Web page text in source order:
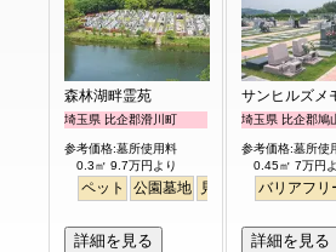
森林湖畔霊苑
埼玉県 比企郡滑川町
参考価格:墓所使用料
0.3㎡ 9.7万円より
ペット 公園墓地 見晴らし・眺望
詳細を見る
サンヒルズメ
埼玉県 比企郡鳩
参考価格:墓所使
0.45㎡ 7万円
バリアフリ
詳細を見る